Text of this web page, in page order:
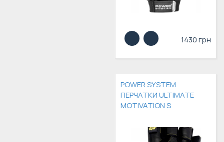
1430 грн
POWER SYSTEM
ПЕРЧАТКИ ULTIMATE
MOTIVATION S